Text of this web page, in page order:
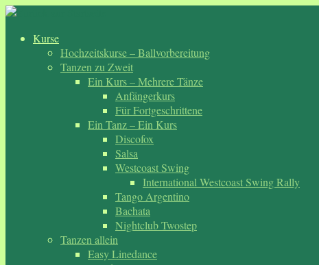
Zum
springenKurse
Hochzeitskurse – Ballvorbereitung
Tanzen zu Zweit
Ein Kurs – Mehrere Tänze
Anfängerkurs
Für Fortgeschrittene
Ein Tanz – Ein Kurs
Discofox
Salsa
Westcoast Swing
International Westcoast Swing Rally
Tango Argentino
Bachata
Nightclub Twostep
Tanzen allein
Easy Linedance